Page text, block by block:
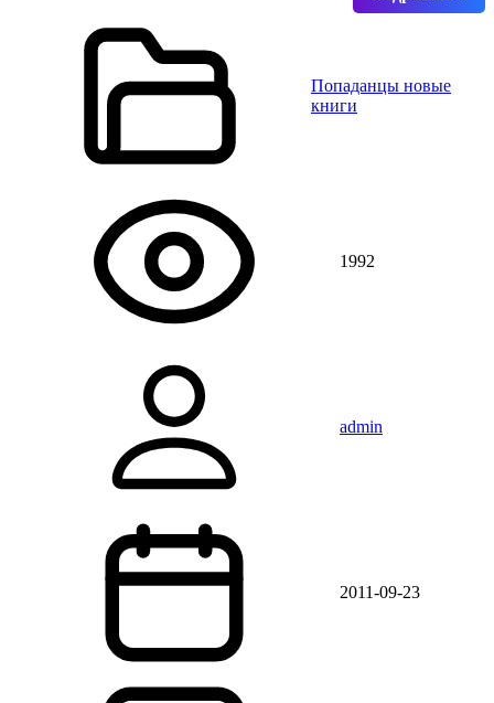
Попаданцы новые
книги
1992
admin
2011-09-23